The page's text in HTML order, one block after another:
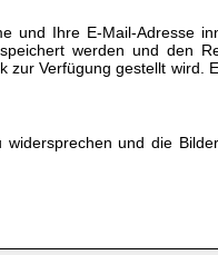
und Ihre E-Mail-Adresse
werden und den
zur Verfügung gestellt wird.
und die